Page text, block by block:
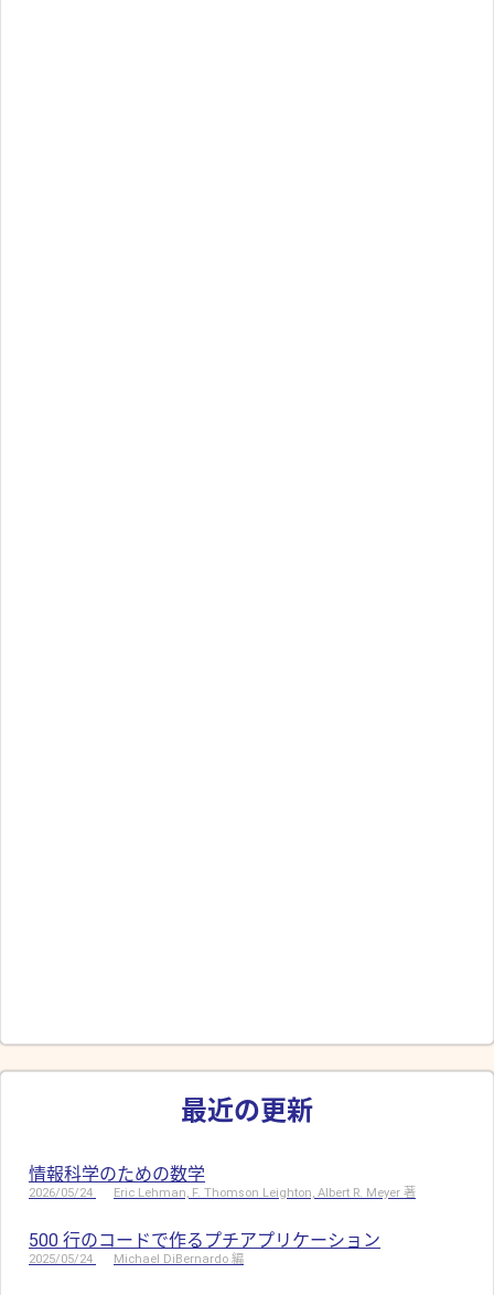
最近の更新
情報科学のための数学
2026/05/24 Eric Lehman, F. Thomson Leighton, Albert R. Meyer 著
500 行のコードで作るプチアプリケーション
2025/05/24 Michael DiBernardo 編